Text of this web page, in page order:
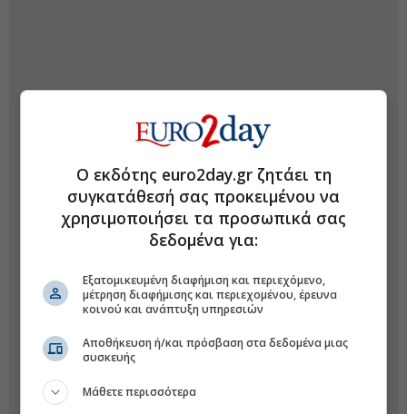
Ο εκδότης euro2day.gr ζητάει τη
συγκατάθεσή σας προκειμένου να
χρησιμοποιήσει τα προσωπικά σας
δεδομένα για:
Εξατομικευμένη διαφήμιση και περιεχόμενο,
μέτρηση διαφήμισης και περιεχομένου, έρευνα
κοινού και ανάπτυξη υπηρεσιών
Αποθήκευση ή/και πρόσβαση στα δεδομένα μιας
συσκευής
Μάθετε περισσότερα